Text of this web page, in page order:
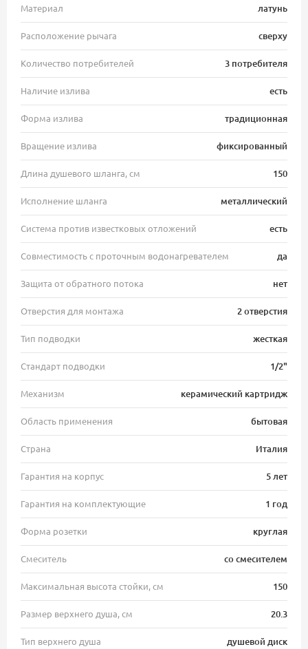
Материал латунь
Расположение рычага сверху
Количество потребителей 3 потребителя
Наличие излива есть
Форма излива традиционная
Вращение излива фиксированный
Длина душевого шланга, см 150
Исполнение шланга металлический
Система против известковых отложений есть
Совместимость с проточным водонагревателем да
Защита от обратного потока нет
Отверстия для монтажа 2 отверстия
Тип подводки жесткая
Стандарт подводки 1/2"
Механизм керамический картридж
Область применения бытовая
Страна Италия
Гарантия на корпус 5 лет
Гарантия на комплектующие 1 год
Форма розетки круглая
Смеситель со смесителем
Максимальная высота стойки, см 150
Размер верхнего душа, см 20.3
Тип верхнего душа душевой диск